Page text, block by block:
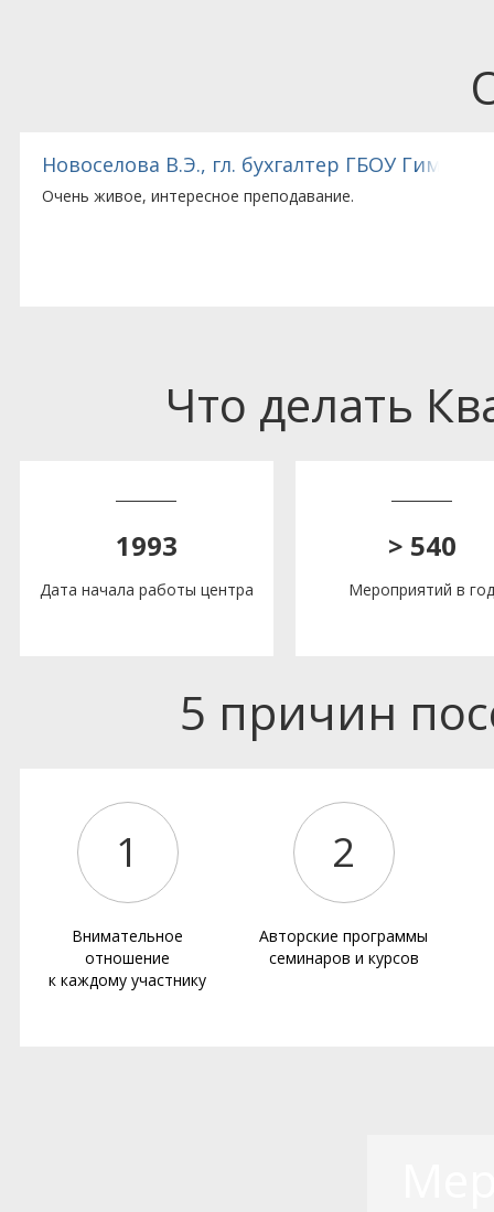
городская больница
Новоселова В.Э., гл. бухгалтер ГБОУ
Очень живое, интересное преподавание.
Что делать
1993
Дата начала работы центра
> 540
Мероприятий в год
5 причин
1
Внимательное
отношение
к каждому участнику
2
Авторские программы
семинаров и курсов